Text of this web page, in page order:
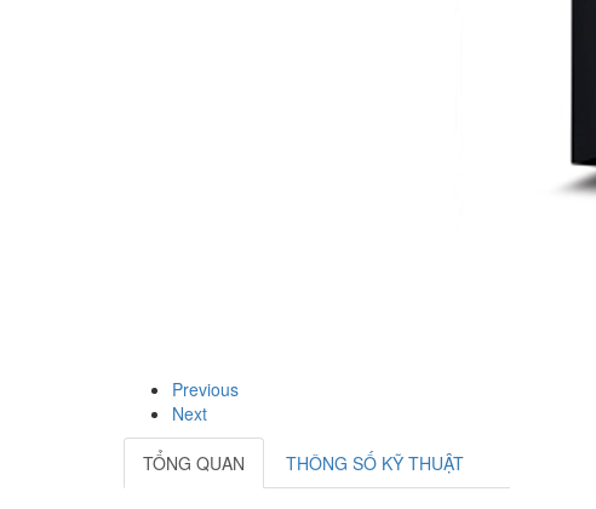
Previous
Next
TỔNG QUAN THÔNG SỐ KỸ THUẬT